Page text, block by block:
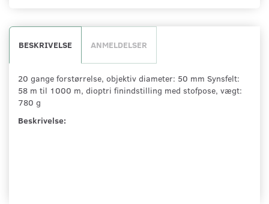
BESKRIVELSE ANMELDELSER
20 gange forstørrelse, objektiv diameter: 50 mm Synsfelt:
58 m til 1000 m, dioptri finindstilling med stofpose, vægt:
780 g
Beskrivelse: